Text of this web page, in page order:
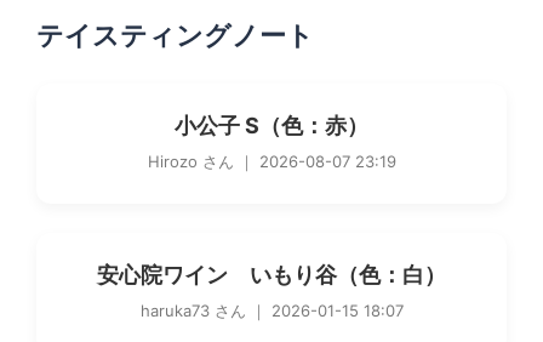
テイスティングノート
小公子 S（色：赤）
Hirozo さん ｜ 2026-08-07 23:19
安心院ワイン いもり谷（色：白）
haruka73 さん ｜ 2026-01-15 18:07